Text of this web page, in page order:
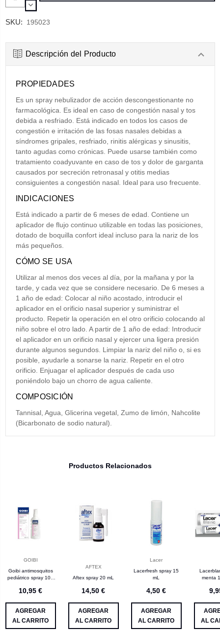
CANTIDAD:
DISMINUIR
SKU: 195023
Descripción del Producto
PROPIEDADES
Es un spray nebulizador de acción descongestionante no
farmacológica. Es ideal en caso de congestión nasal y tos
debida a resfriado. Está indicado en todos los casos de
congestión e irritación de las fosas nasales debidas a
síndromes gripales, resfriado, rinitis alérgicas y sinusitis,
tanto agudas como crónicas. Puede usarse también como
tratamiento coadyuvante en caso de tos y dolor de garganta
causados por secreción retronasal y otitis medias
consiguientes a congestión nasal. Ideal para uso frecuente.
INDICACIONES
Está indicado a partir de 6 meses de edad. Contiene un
aplicador de flujo continuo utilizable en todas las posiciones,
dotado de boquilla confort ideal incluso para la nariz de los
más pequeños.
CÓMO SE USA
Utilizar al menos dos veces al día, por la mañana y por la
tarde, y cada vez que se considere necesario. De 6 meses a
1 año de edad: Colocar al niño acostado, introducir el
aplicador en el orificio nasal superior y suministrar el
producto. Repetir la operación en el otro orificio colocando al
niño sobre el otro lado. A partir de 1 año de edad: Introducir
el aplicador en un orificio nasal y ejercer una ligera presión
durante algunos segundos. Limpiar la nariz del niño o, si es
posible, ayudarle a sonarse la nariz. Repetir en el otro
orificio. Enjuagar el aplicador después de cada uso
poniéndolo bajo un chorro de agua caliente.
COMPOSICIÓN
Tannisal, Agua, Glicerina vegetal, Zumo de limón, Nahcolite
(Bicarbonato de sodio natural).
Productos Relacionados
GOIBI
Goibi antimosquitos
pediátrico spray 100
10,95 €
AGREGAR
AL CARRITO
AFTEX
Aftex spray 20 mL
14,50 €
AGREGAR
AL CARRITO
Lacer
Lacerfresh spray 15
mL
4,50 €
AGREGAR
AL CARRITO
menta
AL